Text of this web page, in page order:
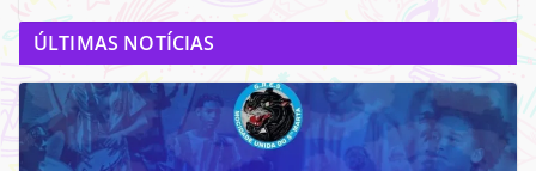
ÚLTIMAS NOTÍCIAS